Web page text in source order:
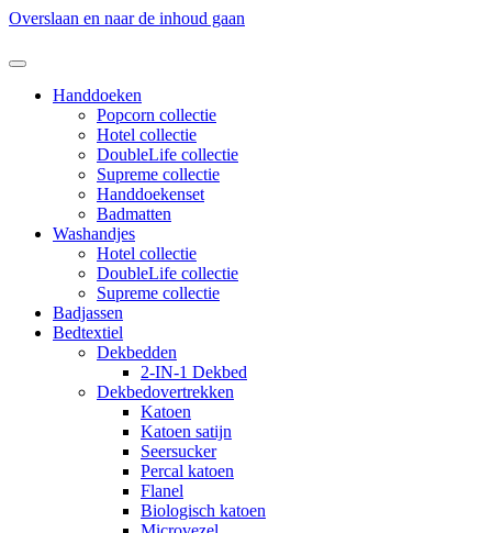
Overslaan en naar de inhoud gaan
Handdoeken
Popcorn collectie
Hotel collectie
DoubleLife collectie
Supreme collectie
Handdoekenset
Badmatten
Washandjes
Hotel collectie
DoubleLife collectie
Supreme collectie
Badjassen
Bedtextiel
Dekbedden
2-IN-1 Dekbed
Dekbedovertrekken
Katoen
Katoen satijn
Seersucker
Percal katoen
Flanel
Biologisch katoen